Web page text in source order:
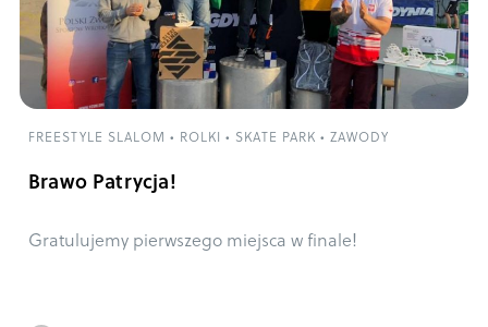
FREESTYLE SLALOM • ROLKI • SKATE PARK • ZAWODY
Brawo Patrycja!
Gratulujemy pierwszego miejsca w finale!